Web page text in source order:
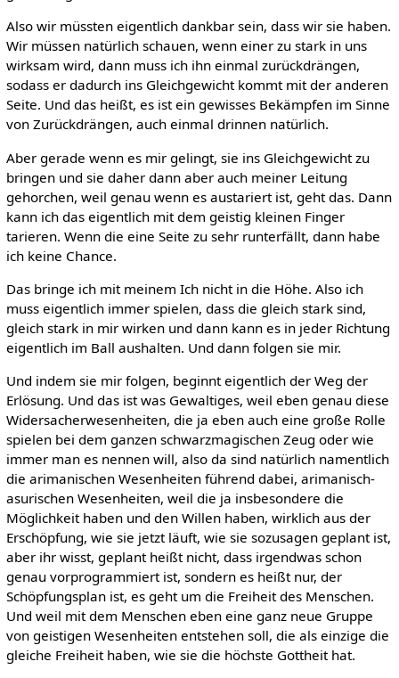
Also wir müssten eigentlich dankbar sein, dass wir sie haben.
Wir müssen natürlich schauen, wenn einer zu stark in uns
wirksam wird, dann muss ich ihn einmal zurückdrängen,
sodass er dadurch ins Gleichgewicht kommt mit der anderen
Seite. Und das heißt, es ist ein gewisses Bekämpfen im Sinne
von Zurückdrängen, auch einmal drinnen natürlich.
Aber gerade wenn es mir gelingt, sie ins Gleichgewicht zu
bringen und sie daher dann aber auch meiner Leitung
gehorchen, weil genau wenn es austariert ist, geht das. Dann
kann ich das eigentlich mit dem geistig kleinen Finger
tarieren. Wenn die eine Seite zu sehr runterfällt, dann habe
ich keine Chance.
Das bringe ich mit meinem Ich nicht in die Höhe. Also ich
muss eigentlich immer spielen, dass die gleich stark sind,
gleich stark in mir wirken und dann kann es in jeder Richtung
eigentlich im Ball aushalten. Und dann folgen sie mir.
Und indem sie mir folgen, beginnt eigentlich der Weg der
Erlösung. Und das ist was Gewaltiges, weil eben genau diese
Widersacherwesenheiten, die ja eben auch eine große Rolle
spielen bei dem ganzen schwarzmagischen Zeug oder wie
immer man es nennen will, also da sind natürlich namentlich
die arimanischen Wesenheiten führend dabei, arimanisch-
asurischen Wesenheiten, weil die ja insbesondere die
Möglichkeit haben und den Willen haben, wirklich aus der
Erschöpfung, wie sie jetzt läuft, wie sie sozusagen geplant ist,
aber ihr wisst, geplant heißt nicht, dass irgendwas schon
genau vorprogrammiert ist, sondern es heißt nur, der
Schöpfungsplan ist, es geht um die Freiheit des Menschen.
Und weil mit dem Menschen eben eine ganz neue Gruppe
von geistigen Wesenheiten entstehen soll, die als einzige die
gleiche Freiheit haben, wie sie die höchste Gottheit hat.